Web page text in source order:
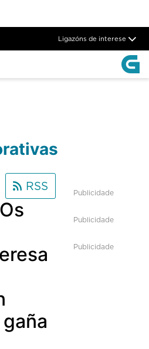
- CSAG
Ligazóns de interese
RSS Publicidade
Publicidade
Publicidade